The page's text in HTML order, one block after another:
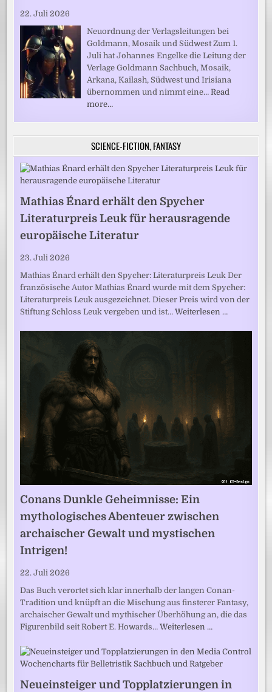
22. Juli 2026
Neuordnung der Verlagsleitungen bei
Goldmann, Mosaik und Südwest Zum 1.
Juli hat Johannes Engelke die Leitung der
Verlage Goldmann Sachbuch, Mosaik,
Arkana, Kailash, Südwest und Irisiana
übernommen und nimmt eine…Read
more…
SCIENCE-FICTION, FANTASY
Mathias Énard erhält den Spycher
Literaturpreis Leuk für herausragende
europäische Literatur
23. Juli 2026
Mathias Énard erhält den Spycher: Literaturpreis Leuk Der
französische Autor Mathias Énard wurde mit dem Spycher:
Literaturpreis Leuk ausgezeichnet. Dieser Preis wird von der
Stiftung Schloss Leuk vergeben und ist…Weiterlesen …
Conans Dunkle Geheimnisse: Ein
mythologisches Abenteuer zwischen
archaischer Gewalt und mystischen
Intrigen!
22. Juli 2026
Das Buch verortet sich klar innerhalb der langen Conan-
Tradition und knüpft an die Mischung aus finsterer Fantasy,
archaischer Gewalt und mythischer Überhöhung an, die das
Figurenbild seit Robert E. Howards…Weiterlesen …
Neueinsteiger und Topplatzierungen in